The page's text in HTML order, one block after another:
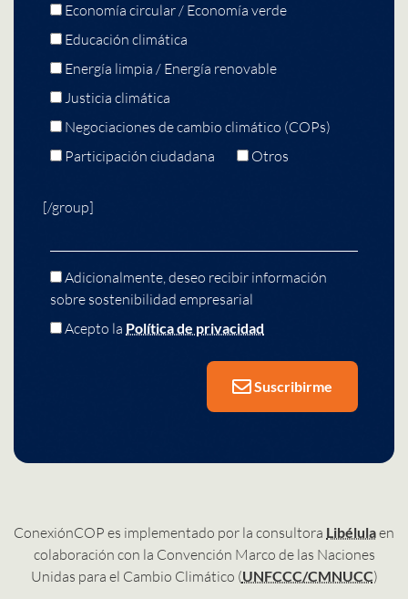
Economía circular / Economía verde
Educación climática
Energía limpia / Energía renovable
Justicia climática
Negociaciones de cambio climático (COPs)
Participación ciudadana
Otros
[/group]
Adicionalmente, deseo recibir información
sobre sostenibilidad empresarial
Acepto la Política de privacidad
Suscribirme
ConexiónCOP es implementado por la consultora Libélulaen
colaboración con la Convención Marco de las Naciones
Unidas para el Cambio Climático (UNFCCC/CMNUCC)